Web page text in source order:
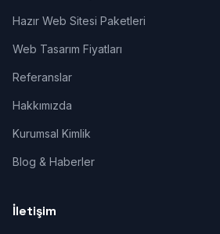
Hazır Web Sitesi Paketleri
Web Tasarım Fiyatları
Referanslar
Hakkımızda
Kurumsal Kimlik
Blog & Haberler
İletişim